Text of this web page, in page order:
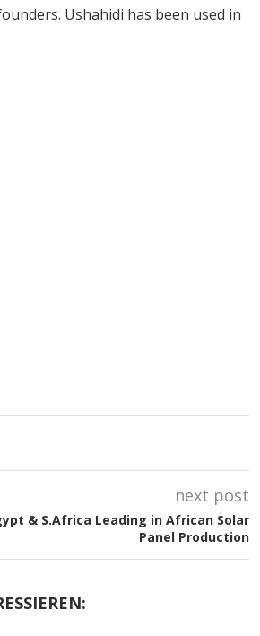
Ushahidi has been used in
next post
& S.Africa Leading in African Solar
Panel Production